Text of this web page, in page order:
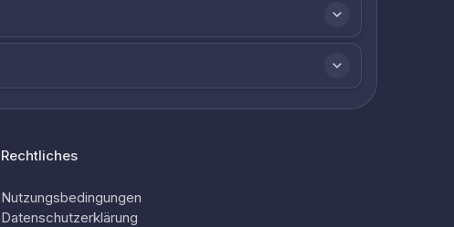
Rechtliches
Nutzungsbedingungen
Datenschutzerklärung